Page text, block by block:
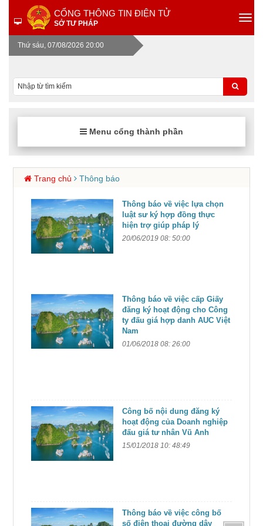
CỔNG THÔNG TIN ĐIỆN TỬ
SỞ TƯ PHÁP
Thứ sáu, 07/08/2026 20:00
Menu cổng thành phần
Trang chủ Thông báo
Thông báo về việc lựa chọn
luật sư ký hợp đồng thực
hiện trợ giúp pháp lý
20/06/2019 08: 50:00
Thông báo về việc cấp Giấy
đăng ký hoạt động cho Công
ty đấu giá hợp danh AUC Việt
Nam
01/06/2018 08: 26:00
Công bố nội dung đăng ký
hoạt động của Doanh nghiệp
đấu giá tư nhân Vũ Anh
15/01/2018 10: 48:49
Thông báo về việc công bố
số điện thoại đường dây